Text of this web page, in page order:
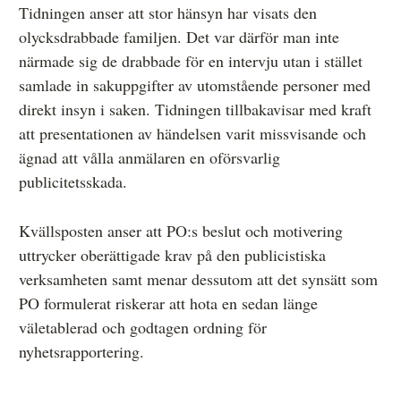
Tidningen anser att stor hänsyn har visats den
olycksdrabbade familjen. Det var därför man inte
närmade sig de drabbade för en intervju utan i stället
samlade in sakuppgifter av utomstående personer med
direkt insyn i saken. Tidningen tillbakavisar med kraft
att presentationen av händelsen varit missvisande och
ägnad att vålla anmälaren en oförsvarlig
publicitetsskada.
Kvällsposten anser att PO:s beslut och motivering
uttrycker oberättigade krav på den publicistiska
verksamheten samt menar dessutom att det synsätt som
PO formulerat riskerar att hota en sedan länge
väletablerad och godtagen ordning för
nyhetsrapportering.